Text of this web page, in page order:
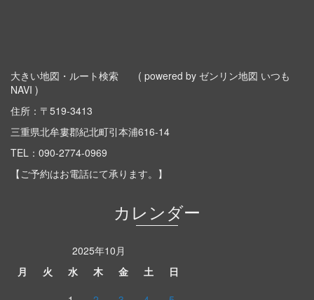
大きい地図・ルート検索
( powered by ゼンリン地図 いつも
NAVI )
住所：〒519-3413
三重県北牟婁郡紀北町引本浦616-14
TEL： 090-2774-0969
【ご予約はお電話にて承ります。】
カレンダー
2025年10月
月
火 水 木 金 土
日